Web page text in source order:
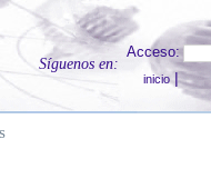
Síguenos en:
Acceso:
inicio|